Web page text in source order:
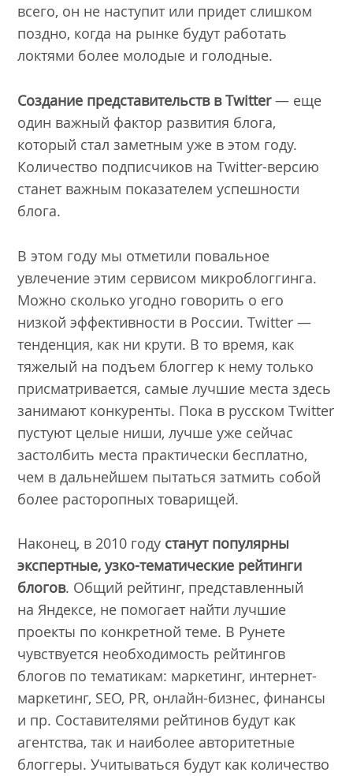
всего, он не наступит или придет слишком
поздно, когда на рынке будут работать
локтями более молодые и голодные.
Создание представительств вTwitter— еще
один важный фактор развития блога,
который стал заметным уже в этом году.
Количество подписчиков на Twitter-версию
станет важным показателем успешности
блога.
В этом году мы отметили повальное
увлечение этим сервисом микроблоггинга.
Можно сколько угодно говорить о его
низкой эффективности в России. Twitter —
тенденция, как ни крути. В то время, как
тяжелый на подъем блоггер к нему только
присматривается, самые лучшие места здесь
занимают конкуренты. Пока в русском Twitter
пустуют целые ниши, лучше уже сейчас
застолбить места практически бесплатно,
чем в дальнейшем пытаться затмить собой
более расторопных товарищей.
Наконец, в 2010 году станут популярны
экспертные, узко-тематические рейтинги
блогов. Общий рейтинг, представленный
на Яндексе, не помогает найти лучшие
проекты по конкретной теме. В Рунете
чувствуется необходимость рейтингов
блогов по тематикам: маркетинг, интернет-
маркетинг, SEO, PR, онлайн-бизнес, финансы
и пр. Составителями рейтинов будут как
агентства, так и наиболее авторитетные
блоггеры. Учитываться будут как количество